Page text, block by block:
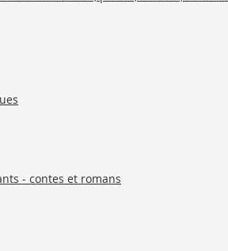
- contes et romans